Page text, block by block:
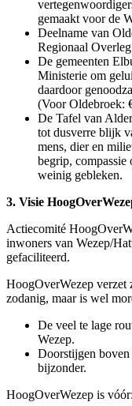
gemaakt voor de
Deelname van
Regionaal
De gemeenten
Ministerie om
daardoor
(Voor Oldebroek:
De Tafel van
tot dusverre blijk
mens, dier en
begrip,
weinig gebleken.
3. Visie
Actiecomité
inwoners van Wezep/
gefaciliteerd.
HoogOverWezep verzet
zodanig, maar is wel
De veel te lage
Wezep.
Doorstijgen
bijzonder.
HoogOverWezep is vóór: